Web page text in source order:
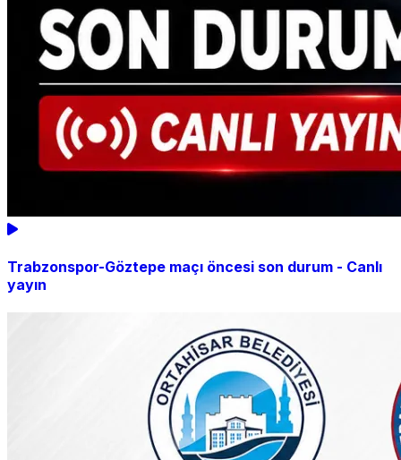
Trabzonspor-Göztepe maçı öncesi son durum - Canlı
yayın